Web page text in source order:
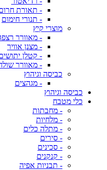
- תאורת
- תנורי חימום
מוצרי קיץ
- מאוורר
- מצנן אוויר
- קטלן
- מאוורר
כביסה וגיהוץ
- מגהצים
כביסה וגיהוץ
כלי מטבח
- מחבתות
- מלחיות
- מתלה כלים
- סירים
- סכינים
- קנקנים
- תבניות אפיה